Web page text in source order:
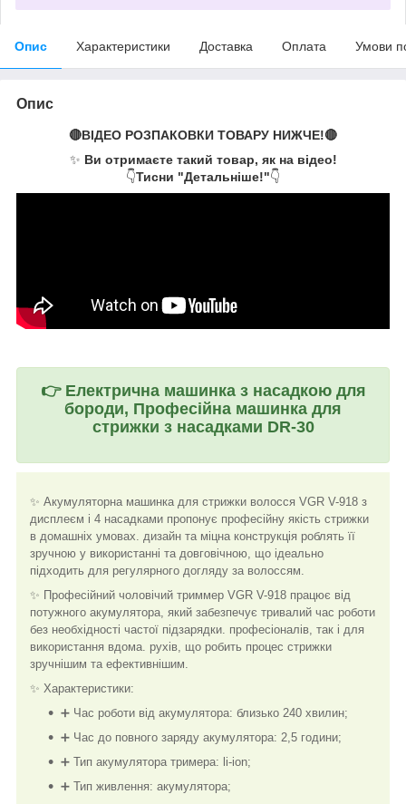
Опис Характеристики Доставка Оплата Умови
Опис
🔴ВІДЕО РОЗПАКОВКИ ТОВАРУ НИЖЧЕ!🔴
✨ Ви отримаєте такий товар, як на відео!
👇Тисни "Детальніше!"👇
👉 Електрична машинка з насадкою для
бороди, Професійна машинка для
стрижки з насадками DR-30
✨ Акумуляторна машинка для стрижки волосся VGR V-918 з
дисплеєм і 4 насадками пропонує професійну якість стрижки
в домашніх умовах. дизайн та міцна конструкція роблять її
зручною у використанні та довговічною, що ідеально
підходить для регулярного догляду за волоссям.
✨ Професійний чоловічий триммер VGR V-918 працює від
потужного акумулятора, який забезпечує тривалий час роботи
без необхідності частої підзарядки. професіоналів, так і для
використання вдома. рухів, що робить процес стрижки
зручнішим та ефективнішим.
✨ Характеристики:
➕ Час роботи від акумулятора: близько 240 хвилин;
➕ Час до повного заряду акумулятора: 2,5 години;
➕ Тип акумулятора тримера: li-ion;
➕ Тип живлення: акумулятора;